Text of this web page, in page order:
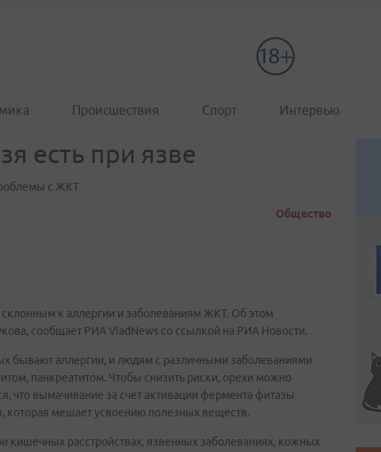
Происшествия Спорт Интервью
есть при язве
с ЖКТ
Общество
к аллергии и заболеваниям ЖКТ. Об этом
сообщает РИА VladNews со ссылкой на РИА Новости.
бывают аллергии, и людям с различными заболеваниями
панкреатитом. Чтобы снизить риски, орехи можно
что вымачивание за счет активации фермента фитазы
которая мешает усвоению полезных веществ.
кишечных расстройствах, язвенных заболеваниях, кожных